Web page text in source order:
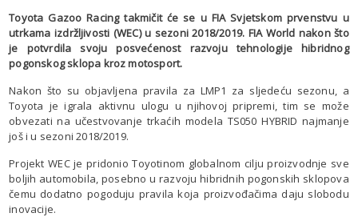
Toyota Gazoo Racing takmičit će se u FIA Svjetskom prvenstvu u
utrkama izdržljivosti (WEC) u sezoni 2018/2019. FIA World nakon što
je potvrdila svoju posvećenost razvoju tehnologije hibridnog
pogonskog sklopa kroz motosport.
Nakon što su objavljena pravila za LMP1 za sljedeću sezonu, a
Toyota je igrala aktivnu ulogu u njihovoj pripremi, tim se može
obvezati na učestvovanje trkaćih modela TS050 HYBRID najmanje
još i u sezoni 2018/2019.
Projekt WEC je pridonio Toyotinom globalnom cilju proizvodnje sve
boljih automobila, posebno u razvoju hibridnih pogonskih sklopova
čemu dodatno pogoduju pravila koja proizvođačima daju slobodu
inovacije.